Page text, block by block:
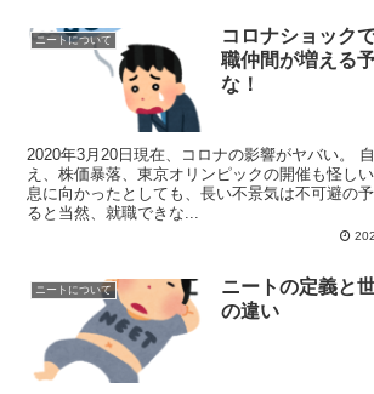
ニートについて
コロナショック
職仲間が増える
な！
2020年3月20日現在、コロナの影響がヤバい。
え、株価暴落、東京オリンピックの開催も怪し
息に向かったとしても、長い不景気は不可避の
ると当然、就職できな...
ニートについて
ニートの定義と
の違い